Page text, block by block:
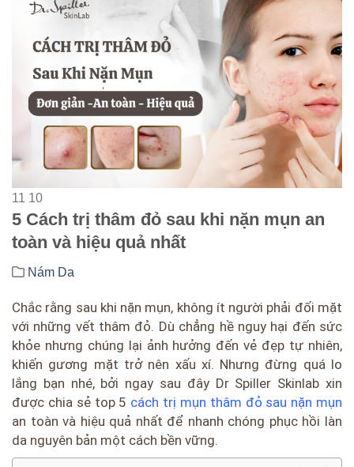
11 10
5 Cách trị thâm đỏ sau khi nặn mụn an
toàn và hiệu quả nhất
Nám Da
Chắc rằng sau khi nặn mụn, không ít người phải đối mặt
với những vết thâm đỏ. Dù chẳng hề nguy hại đến sức
khỏe nhưng chúng lại ảnh hưởng đến vẻ đẹp tự nhiên,
khiến gương mặt trở nên xấu xí. Nhưng đừng quá lo
lắng bạn nhé, bởi ngay sau đây Dr Spiller Skinlab xin
được chia sẻ top 5 cách trị mụn thâm đỏ sau nặn mụn
an toàn và hiệu quả nhất để nhanh chóng phục hồi làn
da nguyên bản một cách bền vững.